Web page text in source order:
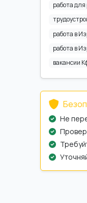
работа
работа в
работа в
вакансии
Не